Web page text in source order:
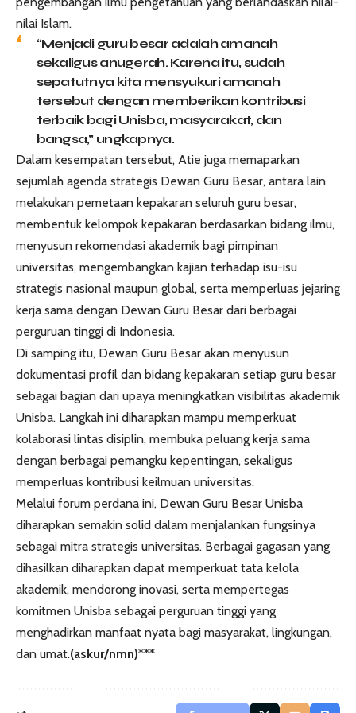
nilai Islam.
“Menjadi guru besar adalah amanah
sekaligus anugerah. Karena itu, sudah
sepatutnya kita mensyukuri amanah
tersebut dengan memberikan kontribusi
terbaik bagi Unisba, masyarakat, dan
bangsa,” ungkapnya.
Dalam kesempatan tersebut, Atie juga memaparkan
sejumlah agenda strategis Dewan Guru Besar, antara lain
melakukan pemetaan kepakaran seluruh guru besar,
membentuk kelompok kepakaran berdasarkan bidang ilmu,
menyusun rekomendasi akademik bagi pimpinan
universitas, mengembangkan kajian terhadap isu-isu
strategis nasional maupun global, serta memperluas jejaring
kerja sama dengan Dewan Guru Besar dari berbagai
perguruan tinggi di Indonesia.
Di samping itu, Dewan Guru Besar akan menyusun
dokumentasi profil dan bidang kepakaran setiap guru besar
sebagai bagian dari upaya meningkatkan visibilitas akademik
Unisba. Langkah ini diharapkan mampu memperkuat
kolaborasi lintas disiplin, membuka peluang kerja sama
dengan berbagai pemangku kepentingan, sekaligus
memperluas kontribusi keilmuan universitas.
Melalui forum perdana ini, Dewan Guru Besar Unisba
diharapkan semakin solid dalam menjalankan fungsinya
sebagai mitra strategis universitas. Berbagai gagasan yang
dihasilkan diharapkan dapat memperkuat tata kelola
akademik, mendorong inovasi, serta mempertegas
komitmen Unisba sebagai perguruan tinggi yang
menghadirkan manfaat nyata bagi masyarakat, lingkungan,
dan umat.(askur/nmn)***